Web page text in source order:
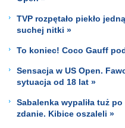
TVP rozpętało piekło
suchej nitki »
To koniec! Coco Gauff
Sensacja w US Open.
sytuacja od 18 lat »
Sabalenka wypaliła tuż
zdanie. Kibice oszaleli »